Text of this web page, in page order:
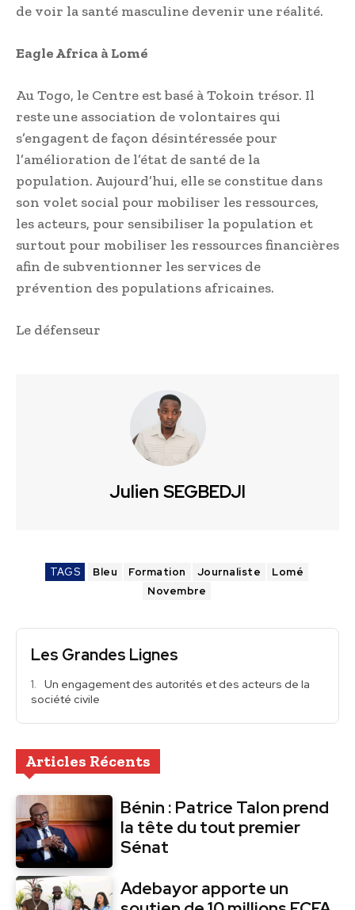
de voir la santé masculine devenir une réalité.
Eagle Africa à Lomé
Au Togo, le Centre est basé à Tokoin trésor. Il
reste une association de volontaires qui
s’engagent de façon désintéressée pour
l’amélioration de l’état de santé de la
population. Aujourd’hui, elle se constitue dans
son volet social pour mobiliser les ressources,
les acteurs, pour sensibiliser la population et
surtout pour mobiliser les ressources financières
afin de subventionner les services de
prévention des populations africaines.
Le défenseur
Julien SEGBEDJI
TAGS Bleu Formation Journaliste
Lomé
Novembre
Les Grandes Lignes
Un engagement des autorités et des acteurs de la
société civile
Articles Récents
Bénin : Patrice Talon prend
la tête du tout premier
Sénat
Adebayor apporte un